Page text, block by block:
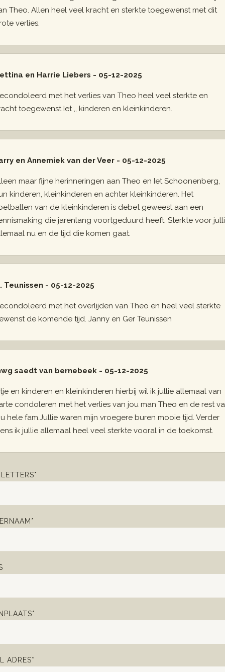
Theo. Allen heel veel kracht en sterkte toegewenst met dit
verlies.
en Harrie Liebers - 05-12-2025
met het verlies van Theo heel veel sterkte en
toegewenst Iet ,, kinderen en kleinkinderen.
en Annemiek van der Veer - 05-12-2025
maar fijne herinneringen aan Theo en Iet Schoonenberg,
kinderen, kleinkinderen en achter kleinkinderen. Het
van de kleinkinderen is debet geweest aan een
die jarenlang voortgeduurd heeft. Sterkte voor
nu en de tijd die komen gaat.
Teunissen - 05-12-2025
met het overlijden van Theo en heel veel sterkte
de komende tijd. Janny en Ger Teunissen
saedt van bernebeek - 05-12-2025
en kinderen en kleinkinderen hierbij wil ik jullie allemaal van
condoleren met het verlies van jou man Theo en de rest
hele fam.Jullie waren mijn vroegere buren mooie tijd. Verder
ik jullie allemaal heel veel sterkte vooral in de toekomst.
ADRES*